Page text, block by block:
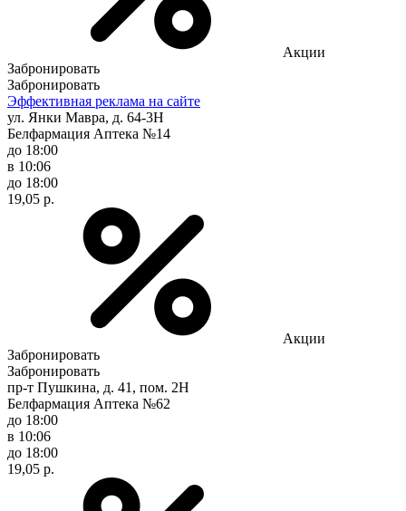
Акции
Забронировать
Забронировать
Эффективная реклама на сайте
ул. Янки Мавра, д. 64-3Н
Белфармация Аптека №14
до 18:00
в 10:06
до 18:00
19,05 р.
Акции
Забронировать
Забронировать
пр-т Пушкина, д. 41, пом. 2Н
Белфармация Аптека №62
до 18:00
в 10:06
до 18:00
19,05 р.